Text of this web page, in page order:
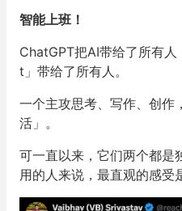
智能上班！
ChatGPT把AI带给了所有
t」带给了所有人。
一个主攻思考、写作、创作
活」。
可一直以来，它们两个都是
用的人来说，最直观的感受